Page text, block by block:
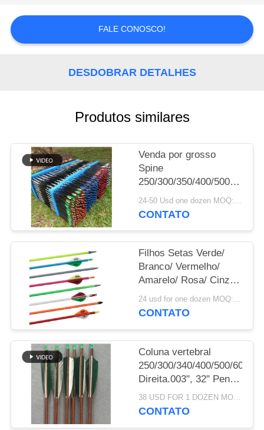
PEÇA
UMAS
POLÍTICA
PRIVACIDADE
FALE CONOSCO!
DESDOBRAR DETALHES
Produtos similares
Venda por grosso
Spine
250/300/350/400/500/600/
Carbon Hunting And
Target Arrow,Crossbow
24-50 Usd one dozen MOQ:Dez dúzias.
CONTATO
Filhos Setas Verde/
Branco/ Vermelho/
Amarelo/ Rosa/ Cinza/
Azul Cor Pintura
coluna vertebral
24 usd for one dozen MOQ:2 dúzias
CONTATO
Coluna vertebral
250/300/340/400/500/600/
Direita.003", 32" Pena
natural empilhada
Setas tradicionais de
38 USD FOR 1 DOZEN MOQ:12pcs, uma dúzia
CONTATO